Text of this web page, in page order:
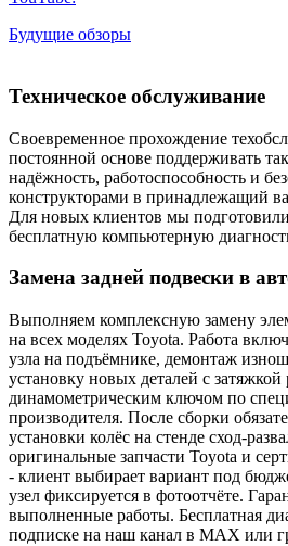
Будущие обзоры
Техническое обслуживание
Своевременное прохождение
постоянной основе поддерживать
надёжность, работоспособность и
конструкторами в принадлежащий
Для новых клиентов мы
бесплатную компьютерную
Замена задней подвески в
Выполняем комплексную замену
на всех моделях Toyota. Работа
узла на подъёмнике, демонтаж
установку новых деталей с
динамометрическим ключом по
производителя. После сборки
установки колёс на стенде сход-
оригинальные запчасти Toyota и
- клиент выбирает вариант под
узел фиксируется в фотоотчёте.
выполненные работы. Бесплатная
подписке на наш канал в MAX или